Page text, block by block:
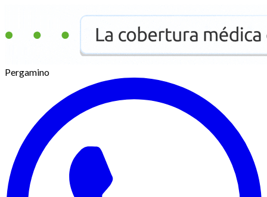
Pergamino